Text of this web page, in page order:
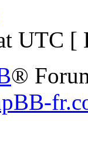
UTC [
®